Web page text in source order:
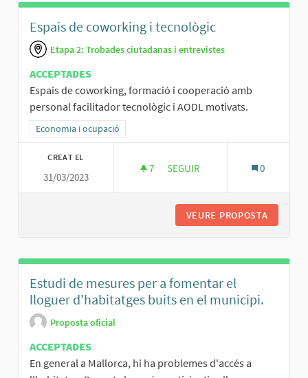
Espais de coworking i tecnològic
Etapa 2: Trobades ciutadanas i entrevistes
ACCEPTADES
Espais de coworking, formació i cooperació amb
personal facilitador tecnològic i AODL motivats.
Resultats al filtrar per la categoria: Economia i ocupació
Economia i ocupació
CREAT EL
31/03/2023
7 7 SEGUIDORES
SEGUIR 0
VEURE PROPOSTA
Estudi de mesures per a fomentar el
lloguer d'habitatges buits en el municipi.
Proposta oficial
ACCEPTADES
En general a Mallorca, hi ha problemes d'accés a